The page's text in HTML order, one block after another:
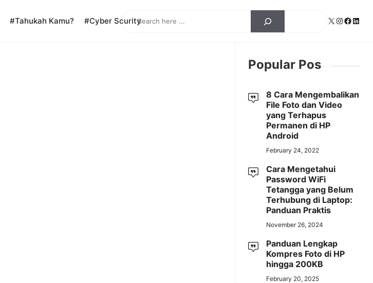
Search X Instagram
#Tahukah Kamu? #Cyber Scurity
Popular Pos
8 Cara Mengembalikan
File Foto dan Video
yang Terhapus
Permanen di HP
Android
February 24, 2022
Cara Mengetahui
Password WiFi
Tetangga yang Belum
Terhubung di Laptop:
Panduan Praktis
November 26, 2024
Panduan Lengkap
Kompres Foto di HP
hingga 200KB
February 20, 2025